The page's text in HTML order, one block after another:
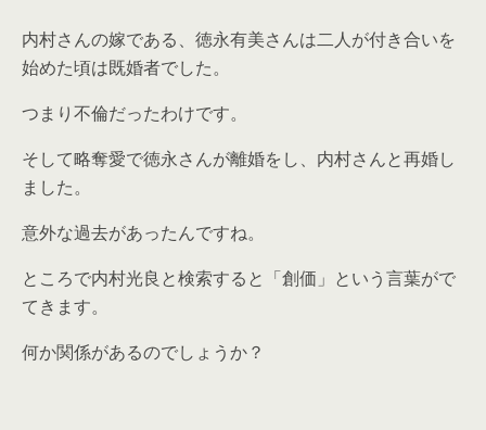
内村さんの嫁である、徳永有美さんは二人が付き合いを
始めた頃は既婚者でした。
つまり不倫だったわけです。
そして略奪愛で徳永さんが離婚をし、内村さんと再婚し
ました。
意外な過去があったんですね。
ところで内村光良と検索すると「創価」という言葉がで
てきます。
何か関係があるのでしょうか？